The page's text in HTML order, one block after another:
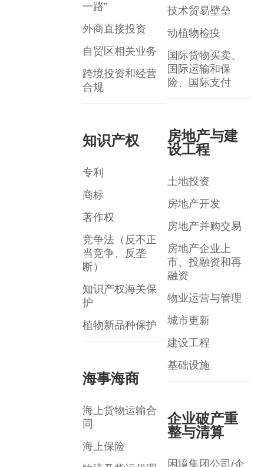
技术贸易壁垒
动植物检疫
国际货物买卖、
国际运输和保
险、国际支付
一路”
外商直接投资
自贸区相关业务
跨境投资和经营
合规
房地产与建
设工程
土地投资
房地产开发
房地产并购交易
房地产企业上
市、投融资和再
融资
物业运营与管理
城市更新
建设工程
基础设施
知识产权
专利
商标
著作权
竞争法（反不正
当竞争、反垄
断）
知识产权海关保
护
植物新品种保护
海事海商
海上货物运输合
同
海上保险
企业破产重
整与清算
困境集团公司/企